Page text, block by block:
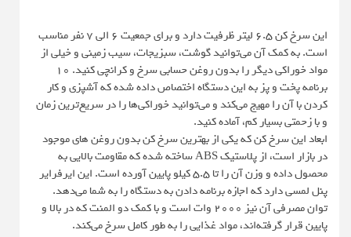
این سرخ کن 6.5 لیتر ظرفیت دارد و برای جمعیت ۶ الی ۷ نفر مناسب
است. به کمک آن می‌توانید گوشت، سبزیجات، سیب زمینی و خیلی از
مواد خوراکی دیگر را بدون روغن حسابی سرخ و کرانچی کنید. ۱۰
برنامه پخت و پز به این دستگاه اختصاص داده شده که آشپزی و کار
کردن با آن را مهیج می‌کند و می‌توانید خوراکی‌ها را در سریع‌ترین زمان
و با زحمتی بسیار کم، آماده کنید.
ابعاد این سرخ کن که یکی از بهترین سرخ کن بدون روغن های موجود
در بازار است، از پلاستیک ABS ساخته شده که مقاومت بالایی به
محصول داده و وزن آن را تا ۵.۵ کیلو پایین آورده است. این ایرفرایر
پنل لمسی دارد که اجازه برنامه دادن به دستگاه را به شما می‌دهد.
توان مصرفی آن نیز ۲۰۰۰ وات است و با کمک دو المنت که در بالا و
پایین قرار گرفته‌اند، مواد غذایی را به طور کامل سرخ می‌کند.